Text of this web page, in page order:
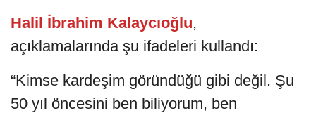
Halil İbrahim Kalaycıoğlu,
açıklamalarında şu ifadeleri kullandı:
“Kimse kardeşim göründüğü gibi değil. Şu
50 yıl öncesini ben biliyorum, ben